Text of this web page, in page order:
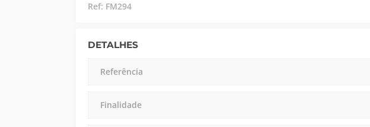
Ref: FM294
DETALHES
Referência
Finalidade